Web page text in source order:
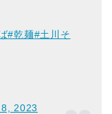
#乾麺#土川そ
2023